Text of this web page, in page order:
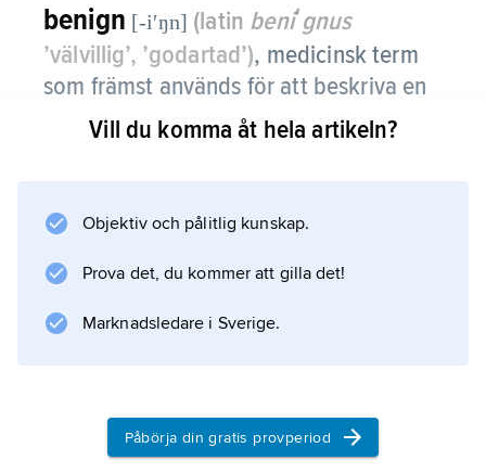
benign [-iʹŋn] (latin beniʹgnus
’välvillig’, ’godartad’), medicinsk term
som främst används för att beskriva en
tumör som ”godartad”.
eftersom den är välavgränsad.
Information om artikeln
Vill du komma åt hela artikeln?
Objektiv och pålitlig kunskap.
Prova det, du kommer att gilla det!
Marknadsledare i Sverige.
Påbörja din gratis provperiod